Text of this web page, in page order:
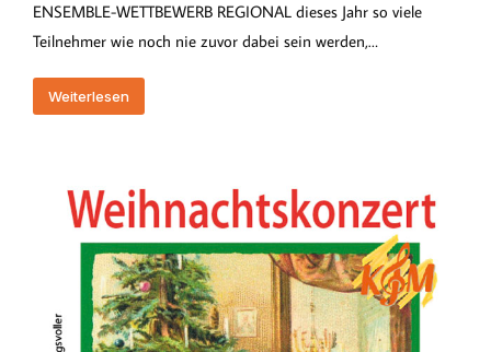
ENSEMBLE-WETTBEWERB REGIONAL dieses Jahr so viele
Teilnehmer wie noch nie zuvor dabei sein werden,…
Weiterlesen